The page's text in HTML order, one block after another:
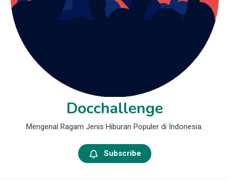
Docchallenge
Mengenal Ragam Jenis Hiburan Populer di Indonesia.
Subscribe